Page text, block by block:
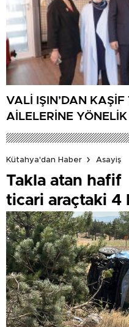
VALİ IŞIN’DAN KAŞİF
AİLELERİNE
DEĞERLİ’
Kütahya'dan Haber
Asayiş
Takla atan hafif
ticari araçtaki 4